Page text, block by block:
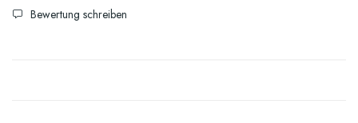
Bewertung schreiben